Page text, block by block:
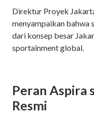
Direktur Proyek
menyampaikan bahwa
dari konsep besar
sportainment global.
Peran Aspira
Resmi